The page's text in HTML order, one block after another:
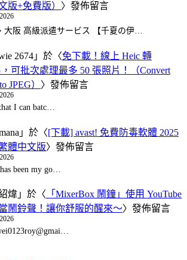
版+免費版） 〉發佈留言
大阪 高級派遣サービス 【千夏の伊…
2674 」於〈免下載！線上 Heic 轉
，可批次處理最多 50 張照片！（Convert
JPEG） 〉發佈留言
I can batc…
」於〈[下載] avast! 免費防毒軟體 2025
體中文版〉發佈留言
been my go…
煒 」於〈 「MixerBox 鬧鐘」使用 YouTube
鬧鈴聲！讓你舒服的醒來～〉發佈留言